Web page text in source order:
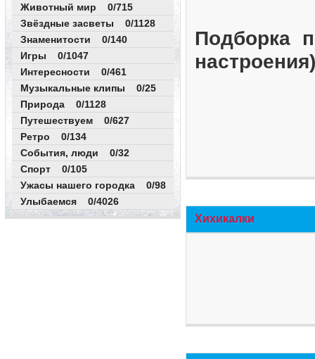
Животный мир 0/715
Звёздные засветы 0/1128
Знаменитости 0/140
Игры 0/1047
Интересности 0/461
Музыкальные клипы 0/25
Природа 0/1128
Путешествуем 0/627
Ретро 0/134
События, люди 0/32
Спорт 0/105
Ужасы нашего городка 0/98
Улыбаемся 0/4026
Подборка
Хихикалки